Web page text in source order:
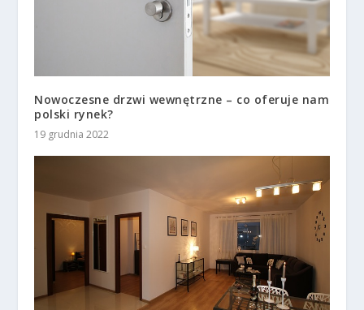
Nowoczesne drzwi wewnętrzne – co oferuje nam
polski rynek?
19 grudnia 2022